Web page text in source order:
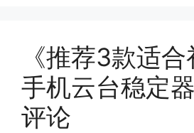
《推荐3款适
手机云台稳定
评论